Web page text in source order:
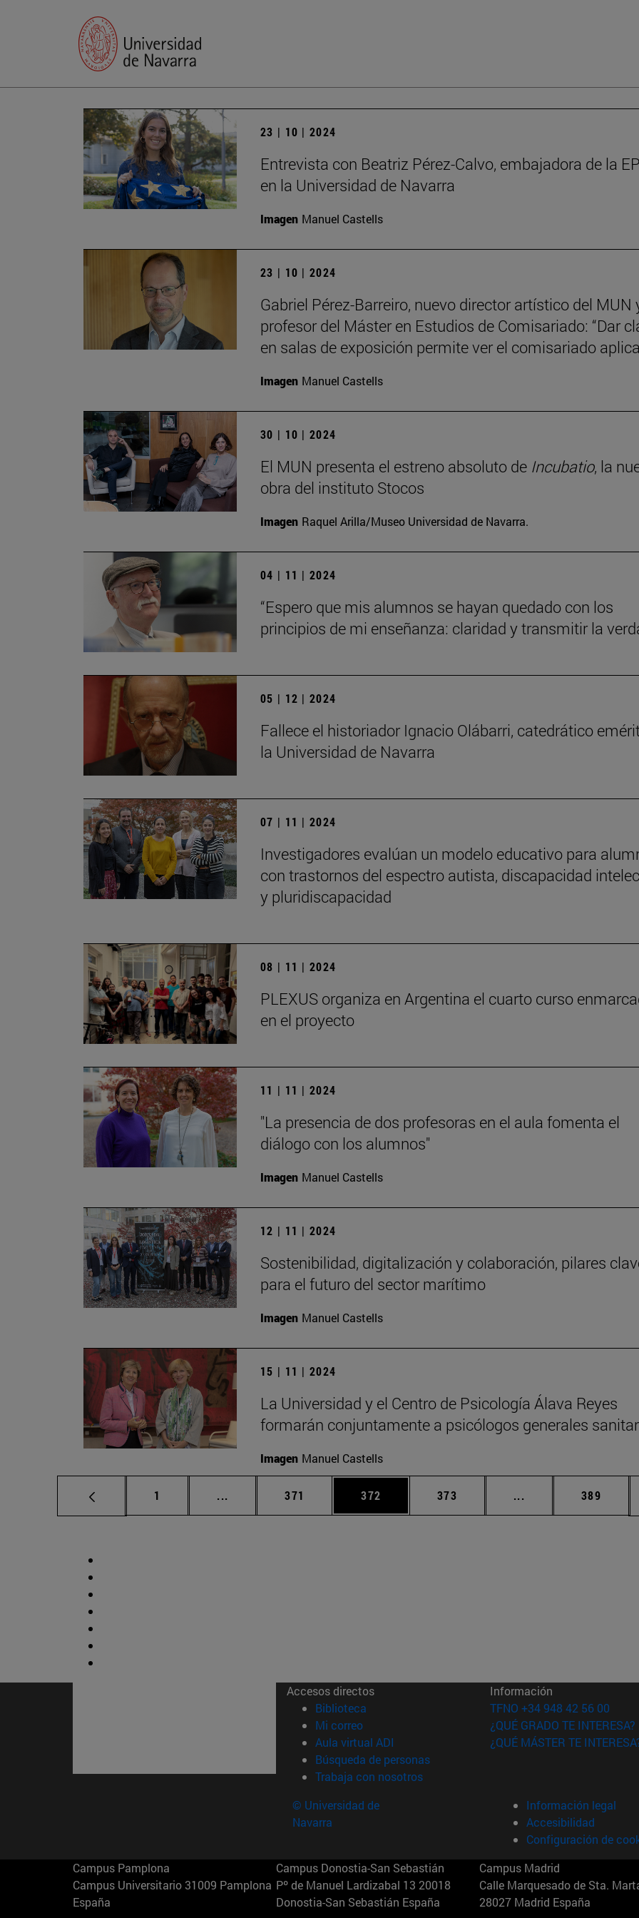
23 | 10 | 2024
Entrevista con Beatriz Pérez-Calvo, embajadora de la
en la Universidad de Navarra
Imagen Manuel Castells
23 | 10 | 2024
Gabriel Pérez-Barreiro, nuevo director artístico del MUN
profesor del Máster en Estudios de Comisariado: “Dar
en salas de exposición permite ver el comisariado
Imagen Manuel Castells
30 | 10 | 2024
El MUN presenta el estreno absoluto de Incubatio, la
obra del instituto Stocos
Imagen Raquel Arilla/Museo Universidad de Navarra.
04 | 11 | 2024
“Espero que mis alumnos se hayan quedado con los
principios de mi enseñanza: claridad y transmitir la
05 | 12 | 2024
Fallece el historiador Ignacio Olábarri, catedrático
la Universidad de Navarra
07 | 11 | 2024
Investigadores evalúan un modelo educativo para
con trastornos del espectro autista, discapacidad
y pluridiscapacidad
08 | 11 | 2024
PLEXUS organiza en Argentina el cuarto curso
en el proyecto
11 | 11 | 2024
"La presencia de dos profesoras en el aula fomenta el
diálogo con los alumnos"
Imagen Manuel Castells
12 | 11 | 2024
Sostenibilidad, digitalización y colaboración, pilares
para el futuro del sector marítimo
Imagen Manuel Castells
15 | 11 | 2024
La Universidad y el Centro de Psicología Álava Reyes
formarán conjuntamente a psicólogos generales
Imagen Manuel Castells
Página
1 ... Páginas intermedias Use TAB para desplazarse.
Página
371 Página
372 Página
373 ... Páginas intermedias
Página
389
Accesos directos
Biblioteca (abre en nueva ventana)
Mi correo(abre en nueva ventana)
Aula virtual ADI (abre en nueva ventana)
Búsqueda de personas(abre en nueva ventana)
Trabaja con nosotros(abre en nueva ventana)
Información
TFNO +34 948 42 56 00
¿QUÉ GRADO TE INTERESA?
¿QUÉ MÁSTER TE
© Universidad de
Navarra
Información legal
Accesibilidad
Configuración de
Campus Pamplona
Campus Universitario 31009 Pamplona
España
Campus Donostia-San Sebastián
Pº de Manuel Lardizabal 13 20018
Donostia-San Sebastián España
Campus Madrid
Calle Marquesado de Sta.
28027 Madrid España